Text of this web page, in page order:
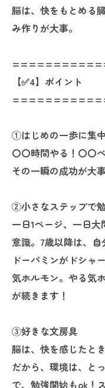
脳は、快をもとめる
み作りが大事。
【✅️4】ポイント
①はじめの一歩に集
〇〇時間やる！〇〇
その一瞬の成功が大事
②小さなステップで
一日1ページ、一日
意識。7歳以降は、自
ドーパミンがドシャ
気ホルモン。やる気
が続きます！
③好きな文房具
脳は、快を感じたと
だから、環境は、と
で、勉強開始もok！